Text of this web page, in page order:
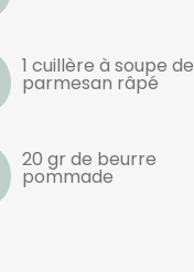
1 cuillère à soupe de
parmesan râpé
20 gr de beurre
pommade